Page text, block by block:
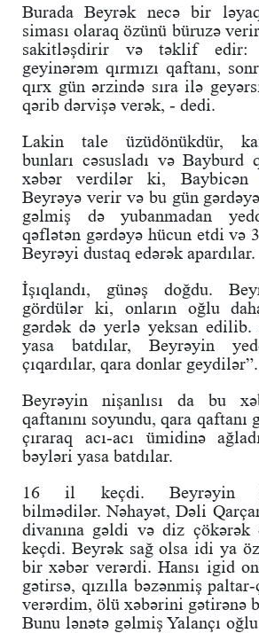
Burada Beyrək necə bir
siması olaraq özünü büruzə
sakitləşdirir və təklif
geyinərəm qırmızı qaftanı,
qırx gün ərzində sıra ilə
qərib dərvişə verək, - dedi.
Lakin tale üzüdönükdür,
bunları cəsusladı və Bayburd
xəbər verdilər ki, Baybicən
Beyrəyə verir və bu gün
gəlmiş də yubanmadan
qəflətən gərdəyə hücun etdi və
Beyrəyi dustaq edərək apardılar.
İşıqlandı, günəş doğdu.
gördülər ki, onların oğlu
gərdək də yerlə yeksan edilib.
yasa batdılar, Beyrəyin
çıqardılar, qara donlar geydilər”.
Beyrəyin nişanlısı da bu
qaftanını soyundu, qara qaftanı
çıraraq acı-acı ümidinə
bəyləri yasa batdılar.
16 il keçdi. Beyrəyin
bilmədilər. Nəhayət, Dəli Qarçar
divanına gəldi və diz
keçdi. Beyrək sağ olsa idi ya
bir xəbər verərdi. Hansı igid
gətirsə, qızılla bəzənmiş
verərdim, ölü xəbərini gətirənə
Bunu lənətə gəlmiş Yalançı